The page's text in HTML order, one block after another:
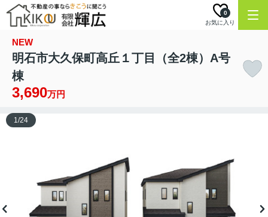
お気に入り
0
NEW
明石市大久保町高丘１丁目（全2棟）A号
棟
3,690万円
1/24